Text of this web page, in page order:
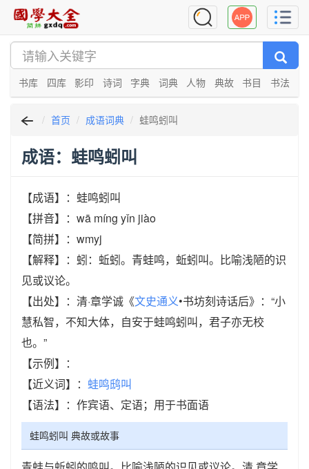
书库 四库 影印 诗词 字典 词典 人物 典故 书目 书法
首页 成语词典 蛙鸣蚓叫
成语：蛙鸣蚓叫
【成语】：蛙鸣蚓叫
【拼音】：wā míng yǐn jiào
【简拼】：wmyj
【解释】：蚓：蚯蚓。青蛙鸣，蚯蚓叫。比喻浅陋的识
见或议论。
【出处】：清·章学诚《文史通义•书坊刻诗话后》：“小
慧私智，不知大体，自安于蛙鸣蚓叫，君子亦无校
也。”
【示例】：
【近义词】： 蛙鸣鸱叫
【语法】：作宾语、定语；用于书面语
蛙鸣蚓叫 典故或故事